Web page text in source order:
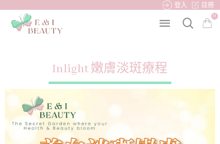
登入 註冊
0
Inlight 嫩膚淡斑療程